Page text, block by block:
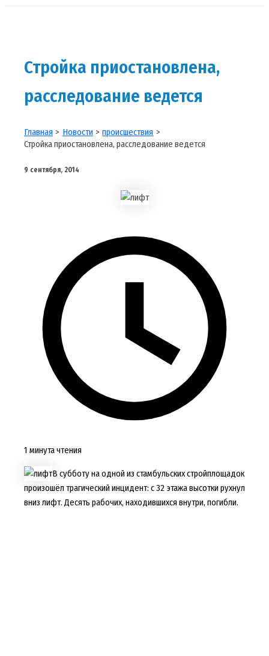
Стройка приостановлена,
расследование ведется
Главная Новости
происшествия
Стройка приостановлена, расследование ведется
9 сентября, 2014
1 минута чтения
В субботу на одной из стамбульских стройплощадок
произошёл трагический инцидент: с 32 этажа высотки рухнул
вниз лифт. Десять рабочих, находившихся внутри, погибли.